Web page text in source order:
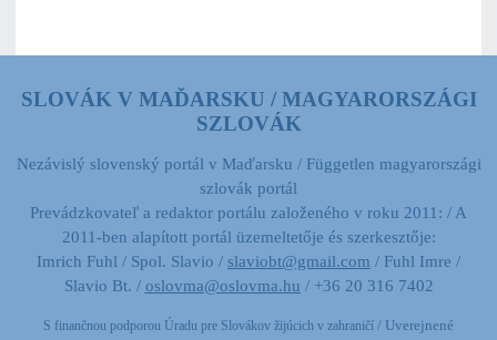
SLOVÁK V MAĎARSKU / MAGYARORSZÁGI
SZLOVÁK
Nezávislý slovenský portál v Maďarsku / Független magyarországi
szlovák portál
Prevádzkovateľ a redaktor portálu založeného v roku 2011: / A
2011-ben alapított portál üzemeltetője és szerkesztője:
Imrich Fuhl / Spol. Slavio / slaviobt@gmail.com / Fuhl Imre /
Slavio Bt. / oslovma@oslovma.hu / +36 20 316 7402
S finančnou podporou Úradu pre Slovákov žijúcich v zahraničí / Uverejnené